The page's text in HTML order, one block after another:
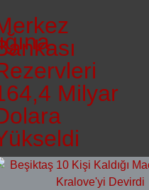
Milyar